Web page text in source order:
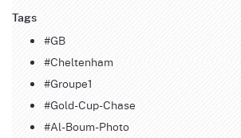
Tags
#GB
#Cheltenham
#Groupe1
#Gold-Cup-Chase
#Al-Boum-Photo